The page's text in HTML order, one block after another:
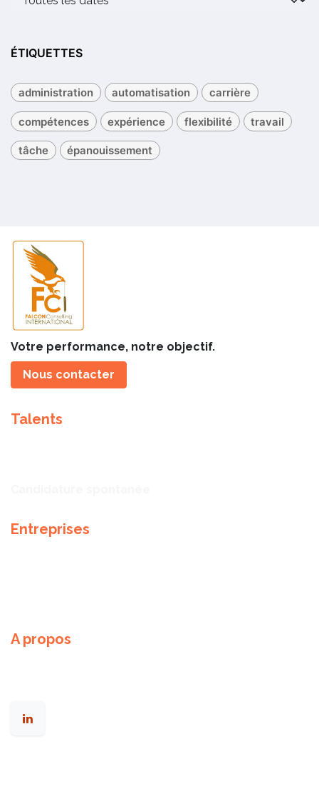
ÉTIQUETTES
administration automatisation carrière
compétences expérience flexibilité travail
tâche épanouissement
Votre performance, notre objectif.
Nous contacter
Talents
Entreprises
A propos